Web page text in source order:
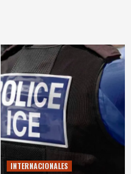
INTERNACIONALES